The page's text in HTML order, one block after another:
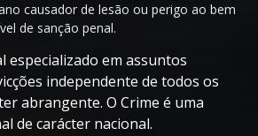
causador de lesão ou perigo ao bem
de sanção penal.
especializado em assuntos
independente de todos os
abrangente. O Crime é uma
de carácter nacional.